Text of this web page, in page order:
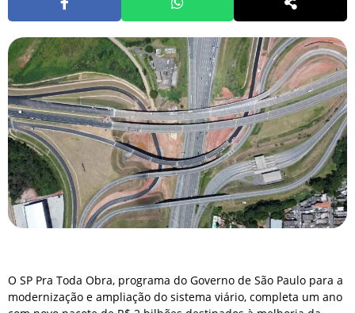
O SP Pra Toda Obra, programa do Governo de São Paulo para a
modernização e ampliação do sistema viário, completa um ano